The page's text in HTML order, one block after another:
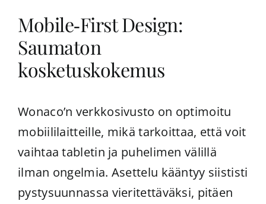
Mobile‑First Design:
Saumaton
kosketuskokemus
Wonaco’n verkkosivusto on optimoitu
mobiililaitteille, mikä tarkoittaa, että voit
vaihtaa tabletin ja puhelimen välillä
ilman ongelmia. Asettelu kääntyy siististi
pystysuunnassa vieritettäväksi, pitäen